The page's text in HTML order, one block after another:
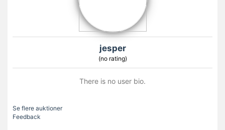
jesper
(no rating)
There is no user bio.
Se flere auktioner
Feedback